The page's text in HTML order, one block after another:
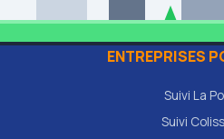
ENTREPRISES
Suivi La
Suivi